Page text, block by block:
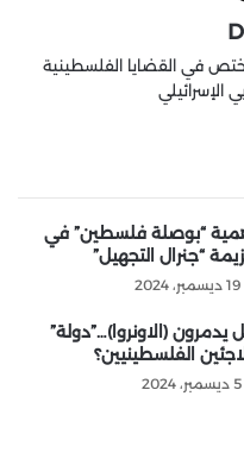
في القضايا الفلسطينية
الإسرائيلي
“بوصلة فلسطين” في
“جنرال التجهيل”
19 ديسمبر، 2024
يدمرون (الاونروا)…”دولة”
الفلسطينيين؟
5 ديسمبر، 2024